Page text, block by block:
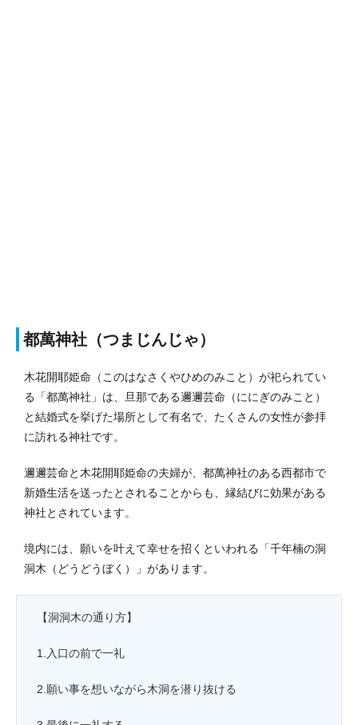
都萬神社（つまじんじゃ）
木花開耶姫命（このはなさくやひめのみこと）が祀られてい
る「都萬神社」は、旦那である邇邇芸命（ににぎのみこと）
と結婚式を挙げた場所として有名で、たくさんの女性が参拝
に訪れる神社です。
邇邇芸命と木花開耶姫命の夫婦が、都萬神社のある西都市で
新婚生活を送ったとされることからも、縁結びに効果がある
神社とされています。
境内には、 願いを叶えて幸せを招く といわれる「千年楠の洞
洞木（どうどうぼく）」があります。
【洞洞木の通り方】
1.入口の前で一礼
2.願い事を想いながら木洞を潜り抜ける